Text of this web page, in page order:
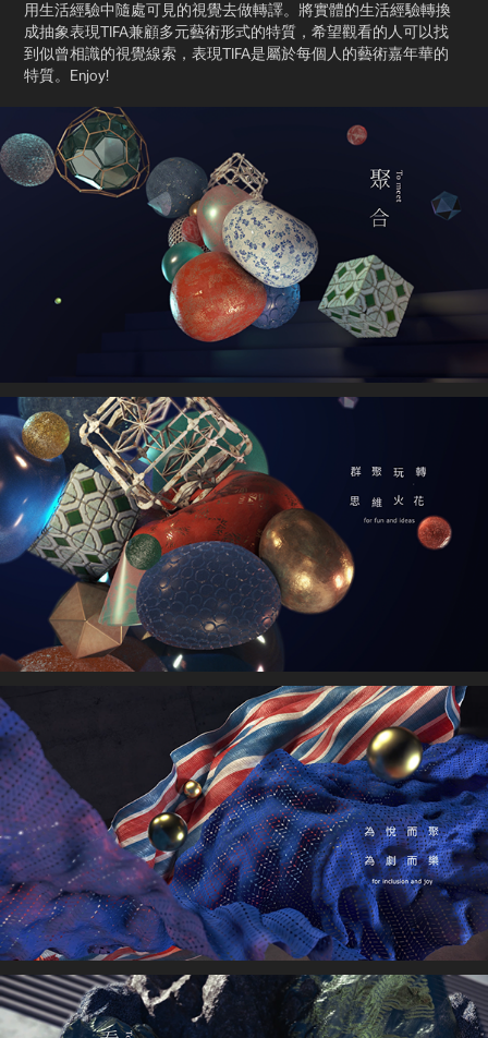
用生活經驗中隨處可見的視覺去做轉譯。將實體的生活經驗轉換
成抽象表現TIFA兼顧多元藝術形式的特質，希望觀看的人可以找
到似曾相識的視覺線索，表現TIFA是屬於每個人的藝術嘉年華的
特質。Enjoy!